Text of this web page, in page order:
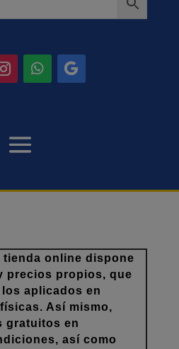
tienda online dispone
precios propios, que
aplicados en
Así mismo,
gratuitos en
así como